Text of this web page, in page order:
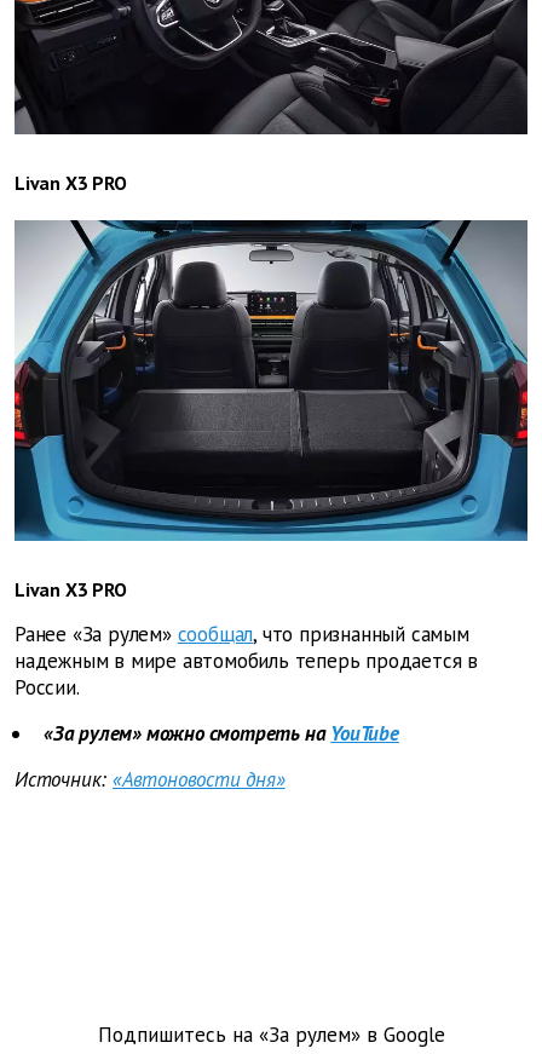
Livan X3 PRO
Livan X3 PRO
Ранее «За рулем» сообщал, что признанный самым
надежным в мире автомобиль теперь продается в
России.
«За рулем» можно смотреть на YouTube
Источник: «Автоновости дня»
Подпишитесь на «За рулем» в Google